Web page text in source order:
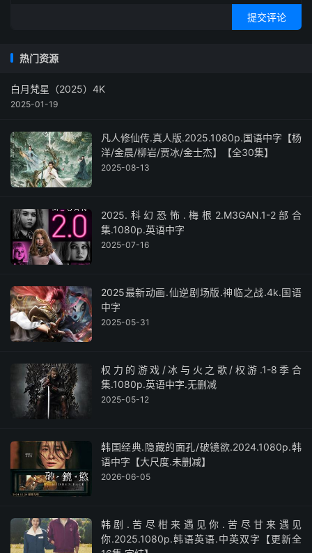
提交评论
热门资源
白月梵星（2025）4K
2025-01-19
凡人修仙传.真人版.2025.1080p.国语中字【杨
洋/金晨/柳岩/贾冰/金士杰】【全30集】
2025-08-13
2025.科幻恐怖.梅根2.M3GAN.1-2部合
集.1080p.英语中字
2025-07-16
2025最新动画.仙逆剧场版.神临之战.4k.国语
中字
2025-05-31
权力的游戏/冰与火之歌/权游.1-8季合
集.1080p.英语中字.无删减
2025-05-12
韩国经典.隐藏的面孔/破镜欲.2024.1080p.韩
语中字【大尺度.未删减】
2026-06-05
韩剧.苦尽柑来遇见你.苦尽甘来遇见
你.2025.1080p.韩语英语.中英双字【更新全